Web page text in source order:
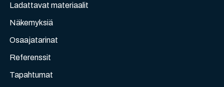
Ladattavat materiaalit
Näkemyksiä
Osaajatarinat
Referenssit
Tapahtumat